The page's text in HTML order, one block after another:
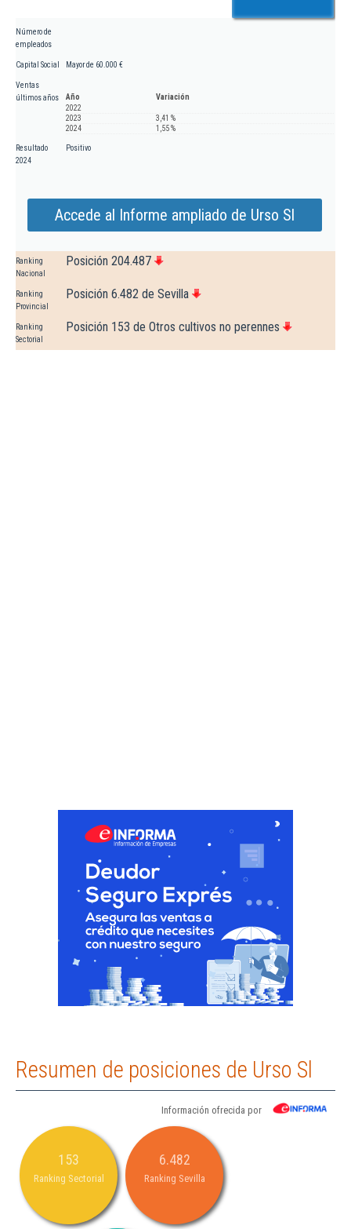
Número de
empleados
Capital Social Mayor de 60.000 €
Ventas
últimos años
Año
Variación
2022
2023
3,41 %
2024
1,55 %
Resultado
2024
Positivo
Accede al Informe ampliado de Urso Sl
Ranking
Nacional
Posición 204.487
Ranking
Provincial
Posición 6.482 de Sevilla
Ranking
Sectorial
Posición 153 de Otros cultivos no perennes
Resumen de posiciones de Urso Sl
Información ofrecida por
153
Ranking Sectorial
6.482
Ranking Sevilla